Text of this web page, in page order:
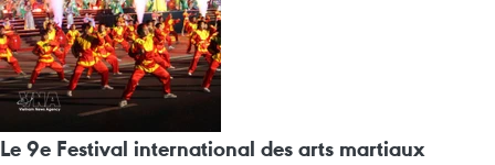
Le 9e Festival international des arts martiaux